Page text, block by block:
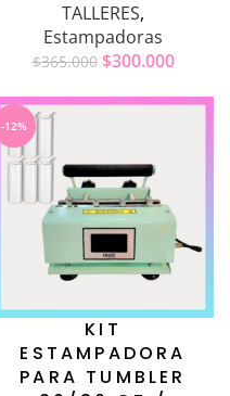
TALLERES,
Estampadoras
$365.000 $300.000
-12%
KIT
ESTAMPADORA
PARA TUMBLER